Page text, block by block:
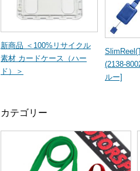
新商品 ＜100%リサイクル
素材 カードケース（ハー
ド）＞
(2138-
ルー]
カテゴリー